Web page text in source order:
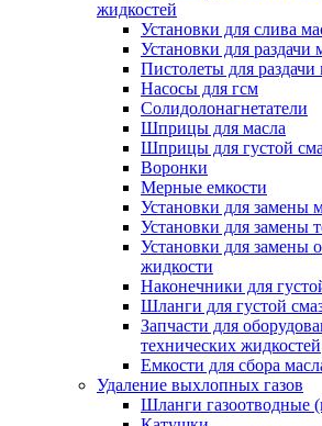
жидкостей
Установки для слива
Установки для раздачи
Пистолеты для раздачи
Насосы для гсм
Солидолонагнетатели
Шприцы для масла
Шприцы для густой
Воронки
Мерные емкости
Установки для
Установки для замены
Установки для замены
жидкости
Наконечники для
Шланги для густой
Запчасти для
технических жидкостей
Емкости для сбора
Удаление выхлопных газов
Шланги газоотводные